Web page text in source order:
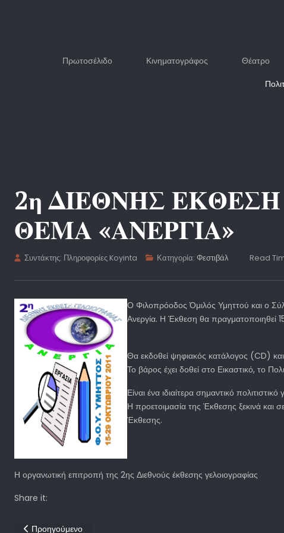
Πρωτοσέλιδο Κινηματογράφος Θέατρο
2η ΔΙΕΘΝΗΣ
ΘΕΜΑ «ΑΝΕΡΓΙΑ»
Συντάκτης: Πληροφορίες Koyinta Κατηγορία:Φεστιβάλ Read
Ο Φιλοπρόοδος Όμιλός Υμηττού και ο
Ανεργία. Η Έκθεση θα πραγματοποιηθεί
Θα εκδοθεί ψηφιακός κατάλογος (CD)
Το βάρος έχει δοθεί στο Εικαστικό, το
Είναι ένα ιδιαίτερα σημαντικό
Η προετοιμασία της Έκθεσης ξεκινά και
Έκθεσης.
Η οργανωτική επιτροπή της 2ης Διεθνούς έκθεσης γελοιογραφίας
Share it:
Προηγούμενο άρθρο: Φεστιβάλ κωμωδίας
Προηγούμενο